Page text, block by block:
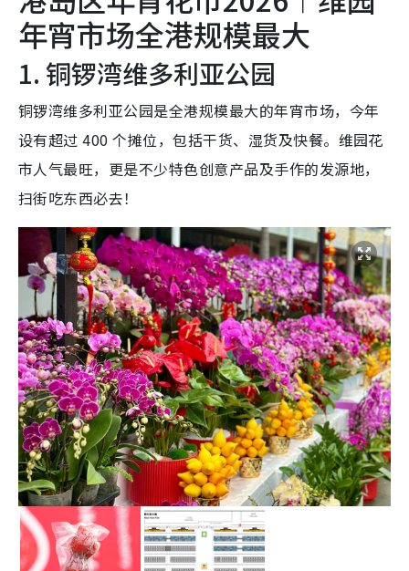
年宵市场全港规模最大
1. 铜锣湾维多利亚公园
铜锣湾维多利亚公园是全港规模最大的年宵市场，今年
设有超过 400 个摊位，包括干货、湿货及快餐。维园花
市人气最旺，更是不少特色创意产品及手作的发源地，
扫街吃东西必去！